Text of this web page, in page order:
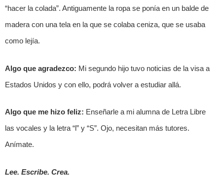
“hacer la colada”. Antiguamente la ropa se ponía en un balde de
madera con una tela en la que se colaba ceniza, que se usaba
como lejía.
Algo que agradezco: Mi segundo hijo tuvo noticias de la visa a
Estados Unidos y con ello, podrá volver a estudiar allá.
Algo que me hizo feliz: Enseñarle a mi alumna de Letra Libre
las vocales y la letra “l” y “S”. Ojo, necesitan más tutores.
Anímate.
Lee. Escribe. Crea.